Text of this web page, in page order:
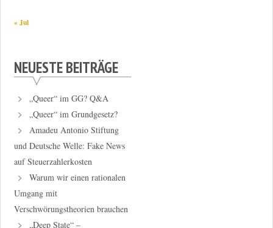
« Jul
NEUESTE BEITRÄGE
„Queer“ im GG? Q&A
„Queer“ im Grundgesetz?
Amadeu Antonio Stiftung
und Deutsche Welle: Fake News
auf Steuerzahlerkosten
Warum wir einen rationalen
Umgang mit
Verschwörungstheorien brauchen
„Deep State“ –